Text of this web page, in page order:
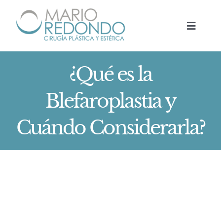
Toggle
TRATAMIENTOS
DR. MARIO REDONDO
NOTICIAS
¿Qué es la
Blefaroplastia y
Cuándo Considerarla?